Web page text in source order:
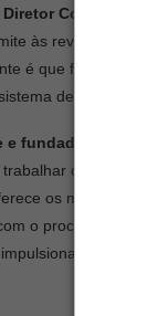
Comercial da
às revendas
é que funciona
de vendas
fundador da ALDO
com o
os melhores
o processo de
ainda